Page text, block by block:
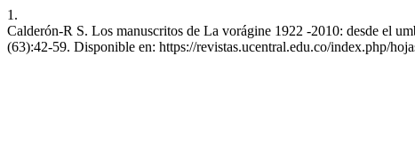
1.
Calderón-R S. Los manuscritos de La vorágine 1922 -2010: desde el
(63):42-59. Disponible en: https://revistas.ucentral.edu.co/index.php/